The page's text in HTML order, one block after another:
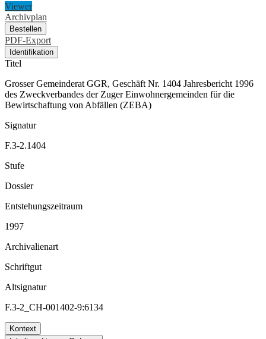
Viewer
Archivplan
Bestellen
PDF-Export
Identifikation
Titel
Grosser Gemeinderat GGR, Geschäft Nr. 1404 Jahresbericht 1996
des Zweckverbandes der Zuger Einwohnergemeinden für die
Bewirtschaftung von Abfällen (ZEBA)
Signatur
F.3-2.1404
Stufe
Dossier
Entstehungszeitraum
1997
Archivalienart
Schriftgut
Altsignatur
F.3-2_CH-001402-9:6134
Kontext